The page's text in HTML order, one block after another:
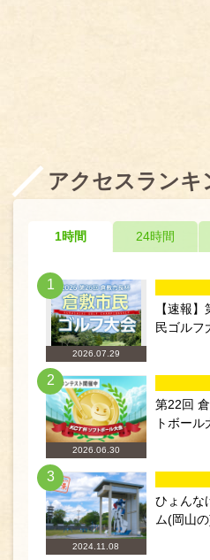
アクセスランキ
1時間 24時間
1
2026.07.29
【速報
民ゴルフ
2
2026.06.30
第22回
トボール
3
2024.11.08
ひょん
ム(岡山の